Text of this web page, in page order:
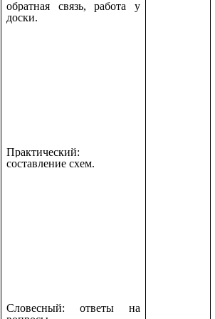
обратная связь, работа у
доски.
Практический:
составление схем.
Словесный: ответы на